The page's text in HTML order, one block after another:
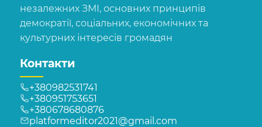
незалежних ЗМІ, основних принципів
демократії, соціальних, економічних та
культурних інтересів громадян
Контакти
+380982531741
+380951753651
+380678680876
platformeditor2021@gmail.com